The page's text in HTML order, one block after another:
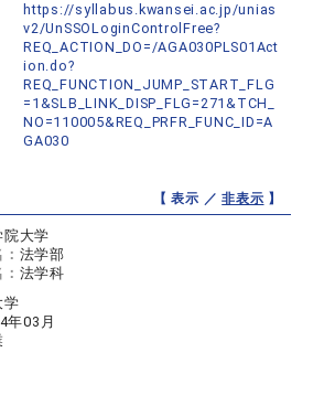
https://syllabus.kwansei.ac.jp/unias
v2/UnSSOLoginControlFree?
REQ_ACTION_DO=/AGA030PLS01Act
ion.do?
REQ_FUNCTION_JUMP_START_FLG
=1&SLB_LINK_DISP_FLG=271&TCH_
NO=110005&REQ_PRFR_FUNC_ID=A
GA030
【 表示 ／非表示 】
院大学
法学部
法学科
学
年03月